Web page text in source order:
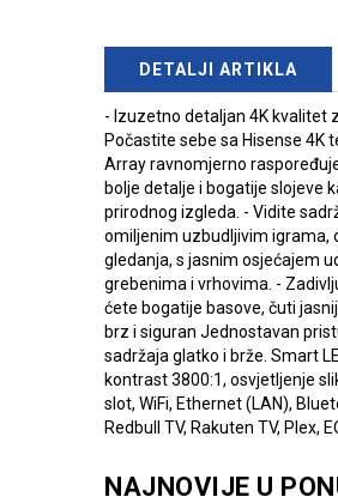
DETALJI ARTIKLA
- Izuzetno detaljan 4K kvalitet
Počastite sebe sa Hisense 4K
Array ravnomjerno
bolje detalje i bogatije slojeve
prirodnog izgleda. - Vidite
omiljenim uzbudljivim igrama,
gledanja, s jasnim osjećajem
grebenima i vrhovima. -
ćete bogatije basove, čuti
brz i siguran Jednostavan
sadržaja glatko i brže. Smart
kontrast 3800:1, osvjetljenje
slot, WiFi, Ethernet (LAN),
Redbull TV, Rakuten TV, Plex,
NAJNOVIJE U